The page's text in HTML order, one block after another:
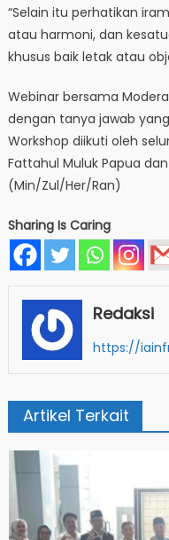
“Selain itu perhatikan
atau harmoni, dan
khusus baik letak atau
Webinar bersama
dengan tanya jawab
Workshop diikuti oleh
Fattahul Muluk Papua
(Min/Zul/Her/Ran)
Sharing Is Caring
Redaksi
https://
Artikel Terkait